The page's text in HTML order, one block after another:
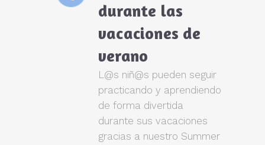
durante las
vacaciones de
verano
L@s niñ@s pueden seguir
practicando y aprendiendo
de forma divertida
durante sus vacaciones
gracias a nuestro Summer